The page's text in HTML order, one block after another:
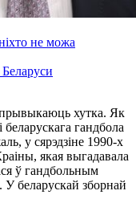
не можа
хутка. Як
гандбола
у сярэдзіне 1990-х
якая выгадавала
ў гандбольным
У беларускай зборнай